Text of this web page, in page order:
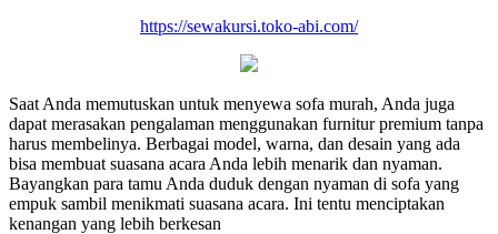
https://sewakursi.toko-abi.com/
Saat Anda memutuskan untuk menyewa sofa murah, Anda juga
dapat merasakan pengalaman menggunakan furnitur premium tanpa
harus membelinya. Berbagai model, warna, dan desain yang ada
bisa membuat suasana acara Anda lebih menarik dan nyaman.
Bayangkan para tamu Anda duduk dengan nyaman di sofa yang
empuk sambil menikmati suasana acara. Ini tentu menciptakan
kenangan yang lebih berkesan